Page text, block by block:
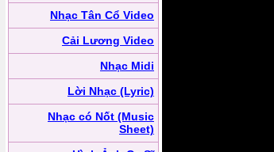
Nhạc Tân Cổ Video
Cải Lương Video
Nhạc Midi
Lời Nhạc (Lyric)
Nhạc có Nốt (Music
Sheet)